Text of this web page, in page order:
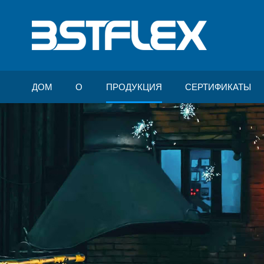
ДОМ О ПРОДУКЦИЯ СЕРТИФИКАТЫ